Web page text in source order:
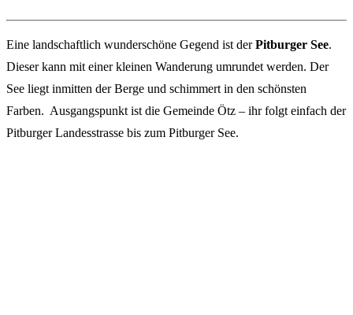
Eine landschaftlich wunderschöne Gegend ist derPitburger See.
Dieser kann mit einer kleinen Wanderung umrundet werden. Der
See liegt inmitten der Berge und schimmert in den schönsten
Farben. Ausgangspunkt ist die Gemeinde Ötz – ihr folgt einfach der
Pitburger Landesstrasse bis zum Pitburger See.